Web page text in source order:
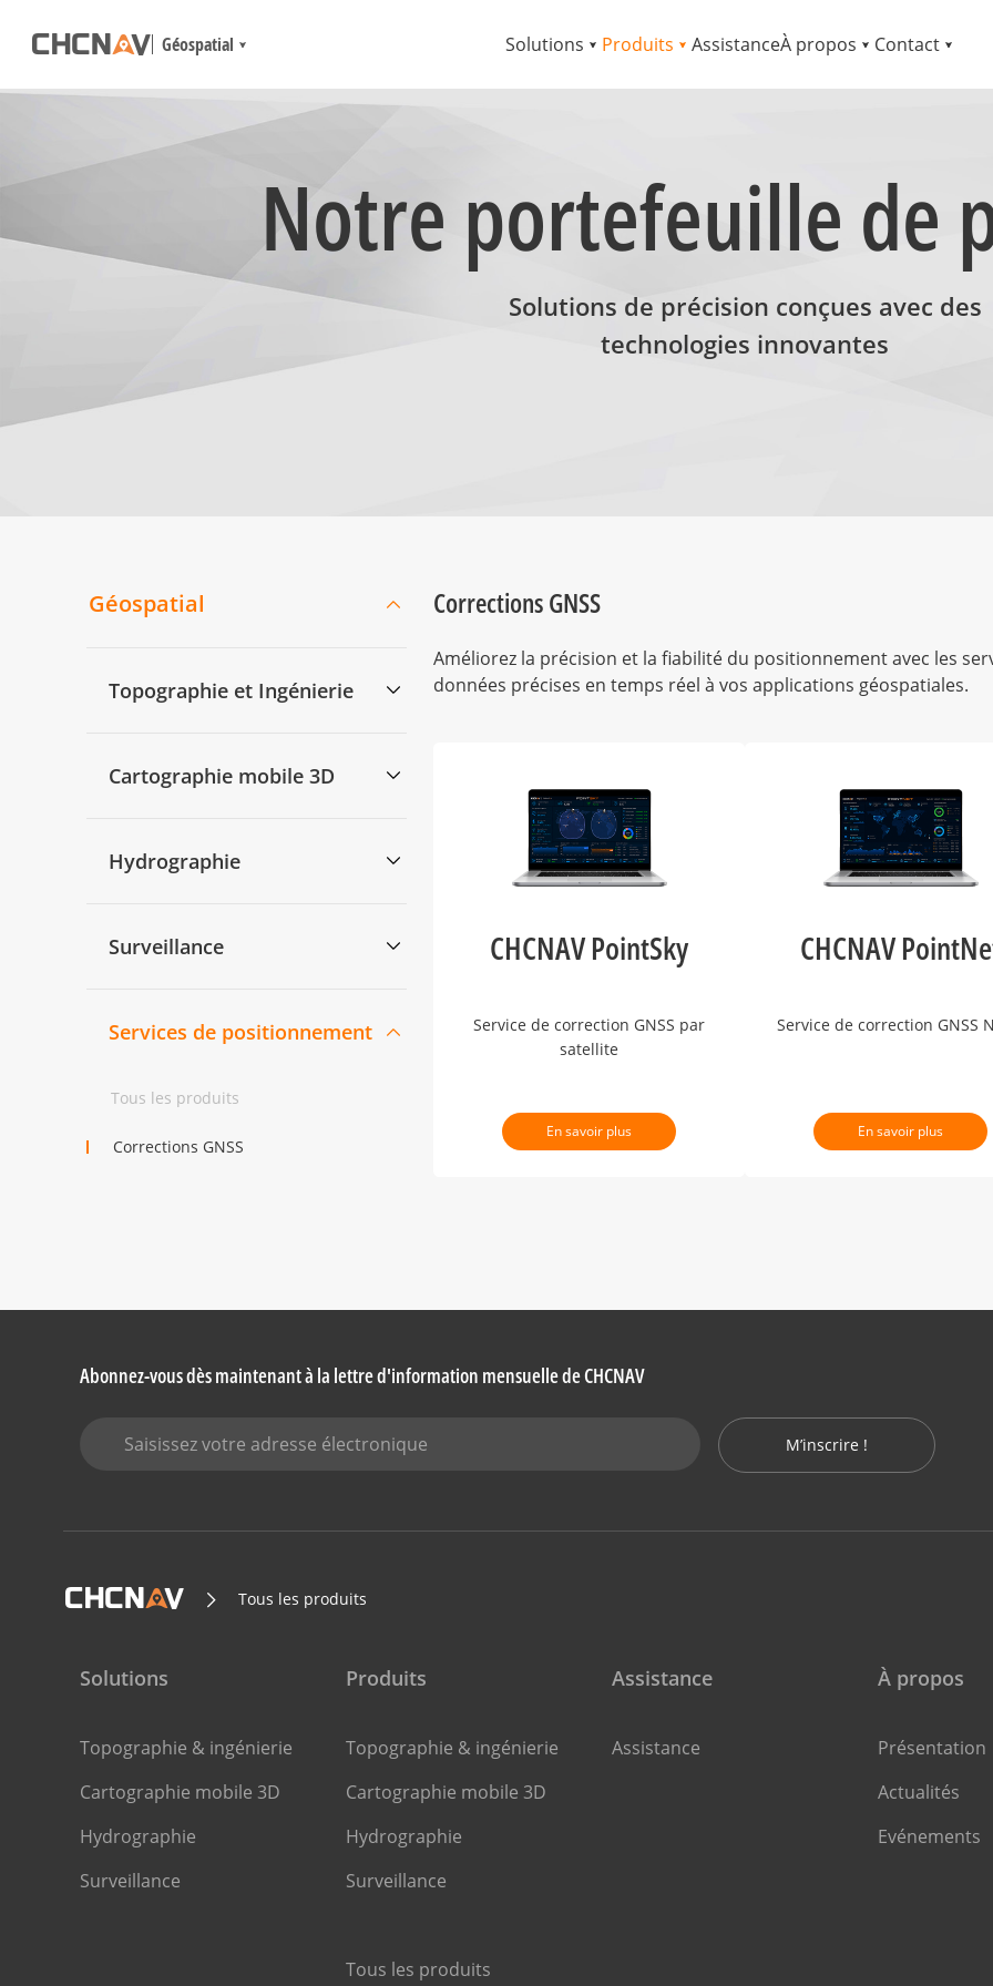
Géospatial Solutions Produits AssistanceÀ propos Contact
Notre portefeuille de
Solutions de précision conçues avec des
technologies innovantes
Géospatial
Topographie et Ingénierie
Cartographie mobile 3D
Hydrographie
Surveillance
Services de positionnement
Tous les produits
Corrections GNSS
Corrections GNSS
Améliorez la précision et la fiabilité du positionnement avec les
données précises en temps réel à vos applications géospatiales.
CHCNAV PointSky
Service de correction GNSS par
satellite
En savoir plus
CHCNAV
Service de correction GNSS
En savoir plus
Abonnez-vous dès maintenant à la lettre d'information mensuelle de CHCNAV
M’inscrire !
Tous les produits
Solutions
Topographie & ingénierie
Cartographie mobile 3D
Hydrographie
Surveillance
Produits
Topographie & ingénierie
Cartographie mobile 3D
Hydrographie
Surveillance
Tous les produits
Assistance
Assistance
À propos
Présentation
Actualités
Evénements